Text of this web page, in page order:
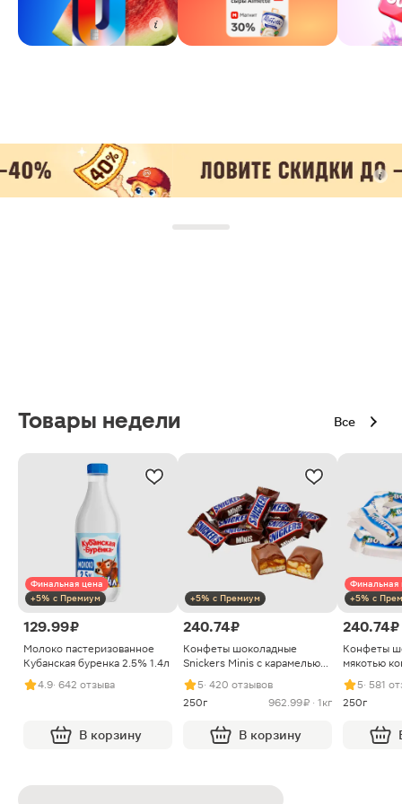
Товары недели Все
Финальная цена
+5% с Премиум
129.99 ₽
Молоко пастеризованное
Кубанская буренка 2.5% 1.4л
4.9· 642 отзыва
В корзину
+5% с Премиум
240.74 ₽
Конфеты шоколадные
Snickers Minis с карамелью
арахисом и нугой
5· 420 отзывов
250г
962.99 ₽ · 1кг
В корзину
Финальная
+5% с
240.74 ₽
Конфеты
мякотью
5· 581
250г